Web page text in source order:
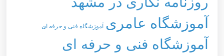
آموزشگاه عامری آموزشگاه فنی و حرفه ای
آموزشگاه فنی و حرفه ای